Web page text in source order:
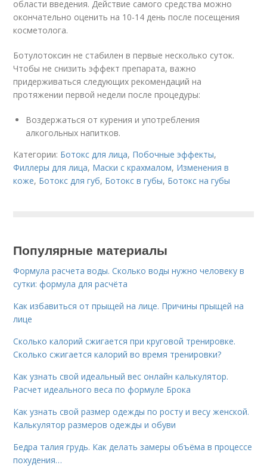
области введения. Действие самого средства можно
окончательно оценить на 10-14 день после посещения
косметолога.
Ботулотоксин не стабилен в первые несколько суток.
Чтобы не снизить эффект препарата, важно
придерживаться следующих рекомендаций на
протяжении первой недели после процедуры:
Воздержаться от курения и употребления
алкогольных напитков.
Категории: Ботокс для лица, Побочные эффекты,
Филлеры для лица, Маски с крахмалом, Изменения в
коже, Ботокс для губ, Ботокс в губы, Ботокс на губы
Популярные материалы
Формула расчета воды. Сколько воды нужно человеку в
сутки: формула для расчёта
Как избавиться от прыщей на лице. Причины прыщей на
лице
Сколько калорий сжигается при круговой тренировке.
Сколько сжигается калорий во время тренировки?
Как узнать свой идеальный вес онлайн калькулятор.
Расчет идеального веса по формуле Брока
Как узнать свой размер одежды по росту и весу женской.
Калькулятор размеров одежды и обуви
Бедра талия грудь. Как делать замеры объёма в процессе
похудения…